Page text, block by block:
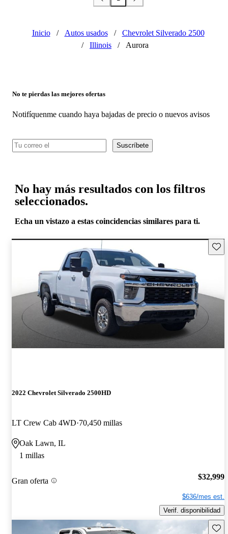
Inicio / Autos usados /
Chevrolet Silverado 2500
/
Illinois / Aurora
No te pierdas las mejores ofertas
Notifíquenme cuando haya bajadas de precio o nuevos avisos
Suscríbete
No hay más resultados con los filtros
seleccionados.
Echa un vistazo a estas coincidencias similares para ti.
2022 Chevrolet Silverado 2500HD
LT Crew Cab 4WD 70,450 millas
Oak Lawn, IL
1 millas
Gran oferta $32,999
$636/mes est.
Verif. disponibilidad